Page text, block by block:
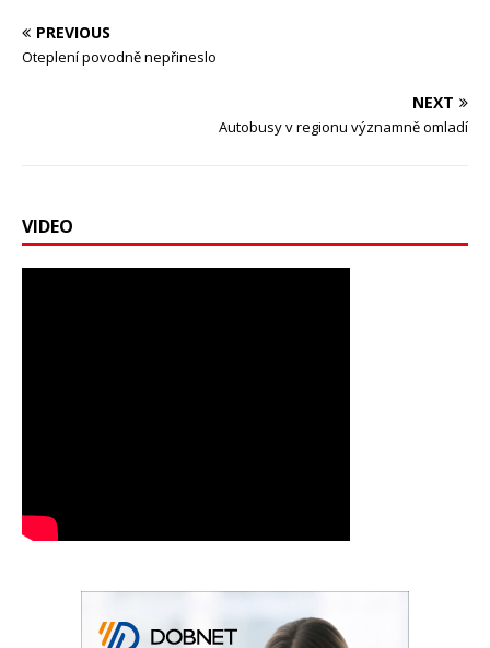
PREVIOUS
Oteplení povodně nepřineslo
NEXT
Autobusy v regionu významně omladí
VIDEO